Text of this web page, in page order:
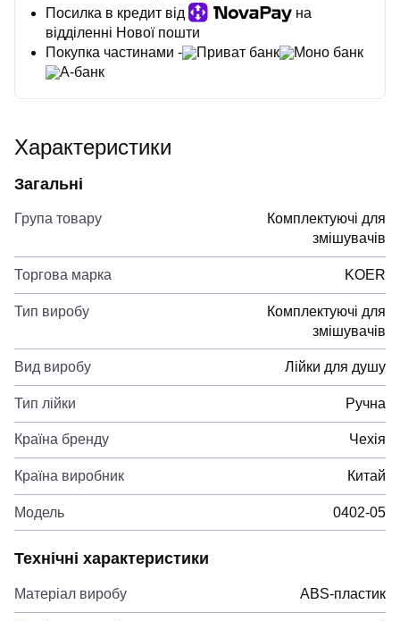
Посилка в кредит від
на
відділенні Нової пошти
Покупка частинами -
Приват банк
Моно банк
А-банк
Характеристики
Загальні
Група товару
Комплектуючі для
змішувачів
Торгова марка KOER
Тип виробу
Комплектуючі для
змішувачів
Вид виробу Лійки для душу
Тип лійки Ручна
Країна бренду Чехія
Країна виробник Китай
Модель 0402-05
Технічні характеристики
Матеріал виробу ABS-пластик